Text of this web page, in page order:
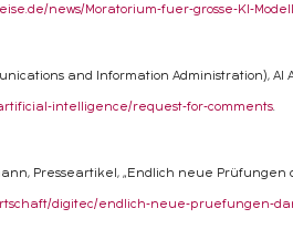
news/Moratorium-fuer-grosse-KI-
and Information Administration), AI
intelligence/request-for-comments.
Presseartikel, „Endlich neue Prüfungen
digitec/endlich-neue-pruefungen-